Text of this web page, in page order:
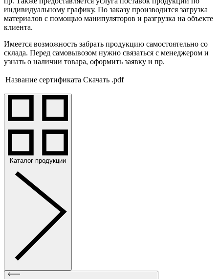
индивидуальному графику. По заказу производится загрузка
материалов с помощью манипуляторов и разгрузка на объекте
клиента.
Имеется возможность забрать продукцию самостоятельно со
склада. Перед самовывозом нужно связаться с менеджером и
узнать о наличии товара, оформить заявку и пр.
Название сертификата Скачать .pdf
Каталог продукции